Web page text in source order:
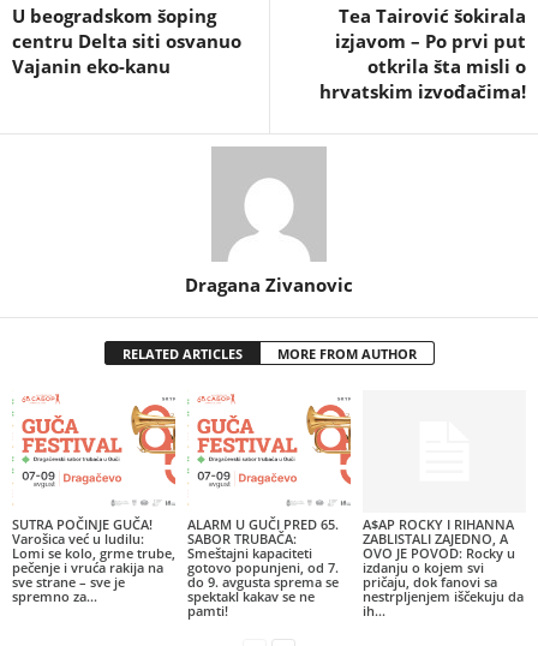
U beogradskom šoping
centru Delta siti osvanuo
Vajanin eko-kanu
Tea Tairović šokirala
izjavom – Po prvi put
otkrila šta misli o
hrvatskim izvođačima!
Dragana Zivanovic
RELATED ARTICLES MORE FROM AUTHOR
SUTRA POČINJE GUČA!
Varošica već u ludilu:
Lomi se kolo, grme trube,
pečenje i vruća rakija na
sve strane – sve je
spremno za...
ALARM U GUČI PRED 65.
SABOR TRUBAČA:
Smeštajni kapaciteti
gotovo popunjeni, od 7.
do 9. avgusta sprema se
spektakl kakav se ne
pamti!
A$AP ROCKY I RIHANNA
ZABLISTALI ZAJEDNO, A
OVO JE POVOD: Rocky u
izdanju o kojem svi
pričaju, dok fanovi sa
nestrpljenjem iščekuju da
ih...